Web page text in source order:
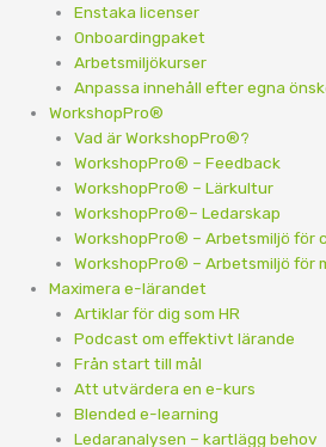
Enstaka licenser
Onboardingpaket
Arbetsmiljökurser
Anpassa innehåll efter egna
WorkshopPro®
Vad är WorkshopPro®?
WorkshopPro® – Feedback
WorkshopPro® – Lärkultur
WorkshopPro®– Ledarskap
WorkshopPro® – Arbetsmiljö för
WorkshopPro® – Arbetsmiljö för
Maximera e-lärandet
Artiklar för dig som HR
Podcast om effektivt lärande
Från start till mål
Att utvärdera en e-kurs
Blended e-learning
Ledaranalysen – kartlägg behov